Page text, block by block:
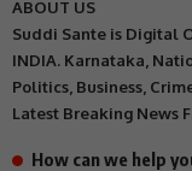
ABOUT US
Suddi Sante is Digital
INDIA. Karnataka,
Politics, Business,
Latest Breaking News
How can we help